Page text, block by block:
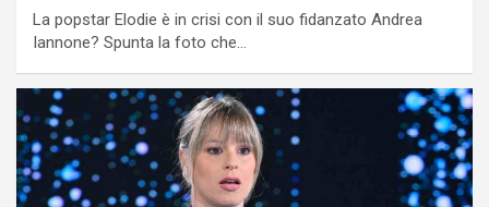
La popstar Elodie è in crisi con il suo fidanzato Andrea
Iannone? Spunta la foto che…